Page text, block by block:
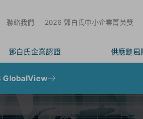
聯絡我們 2026 鄧白氏中小企業菁英獎
鄧白氏企業認證 供應鏈風
GlobalView